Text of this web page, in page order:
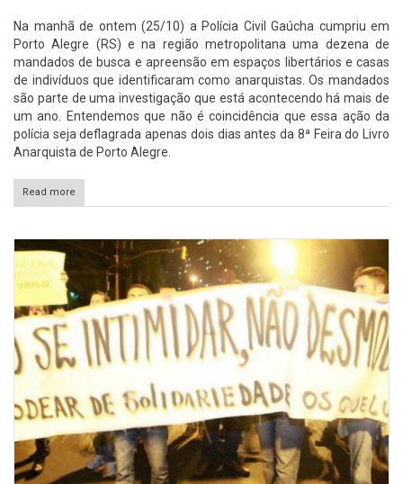
Na manhã de ontem (25/10) a Polícia Civil Gaúcha cumpriu em
Porto Alegre (RS) e na região metropolitana uma dezena de
mandados de busca e apreensão em espaços libertários e casas
de indivíduos que identificaram como anarquistas. Os mandados
são parte de uma investigação que está acontecendo há mais de
um ano. Entendemos que não é coincidência que essa ação da
polícia seja deflagrada apenas dois dias antes da 8ª Feira do Livro
Anarquista de Porto Alegre.
Read more